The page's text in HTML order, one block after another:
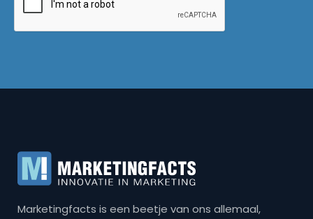
Marketingfacts is een beetje van ons allemaal,